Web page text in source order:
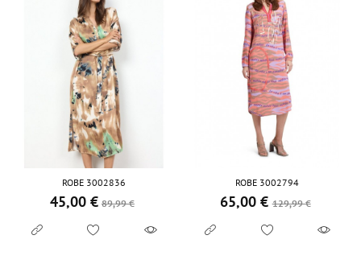
ROBE 3002836
Prix de base
89,99 €
Prix
45,00 €
ROBE 3002794
Prix de base
129,99 €
Prix
65,00 €